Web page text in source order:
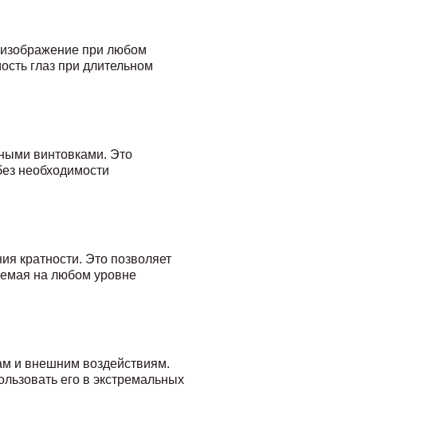
при любом
глаз при длительном
винтовками. Это
необходимости
кратности. Это позволяет
на любом уровне
и внешним воздействиям.
его в экстремальных